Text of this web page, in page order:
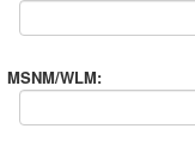
MSNM/WLM: